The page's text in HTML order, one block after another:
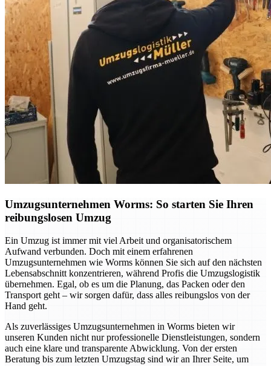
Umzugsunternehmen Worms: So starten Sie Ihren
reibungslosen Umzug
Ein Umzug ist immer mit viel Arbeit und organisatorischem
Aufwand verbunden. Doch mit einem erfahrenen
Umzugsunternehmen wie Worms können Sie sich auf den nächsten
Lebensabschnitt konzentrieren, während Profis die Umzugslogistik
übernehmen. Egal, ob es um die Planung, das Packen oder den
Transport geht – wir sorgen dafür, dass alles reibungslos von der
Hand geht.
Als zuverlässiges Umzugsunternehmen in Worms bieten wir
unseren Kunden nicht nur professionelle Dienstleistungen, sondern
auch eine klare und transparente Abwicklung. Von der ersten
Beratung bis zum letzten Umzugstag sind wir an Ihrer Seite, um